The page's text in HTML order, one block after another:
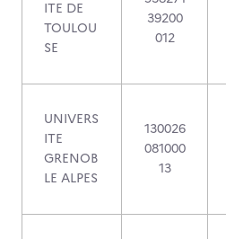
ITE DE
TOULOU
SE
39200
012
UNIVERS
ITE
GRENOB
LE ALPES
130026
081000
13